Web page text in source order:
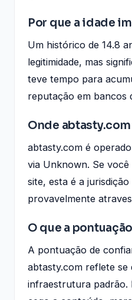
Por que a idade
Um histórico de 14.8
legitimidade, mas
teve tempo para
reputação em bancos
Onde
abtasty.com é
via Unknown. Se
site, esta é a
provavelmente
O que a
A pontuação de
abtasty.com reflete se
infraestrutura padrão.